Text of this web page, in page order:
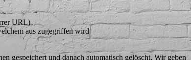
URL)
aus zugegriffen wird
gespeichert und danach automatisch gelöscht. Wir geben